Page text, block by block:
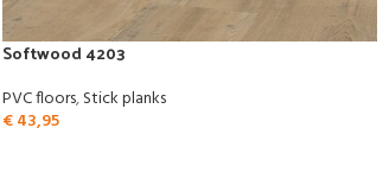
Softwood 4203
PVC floors,Stick planks
€43,95